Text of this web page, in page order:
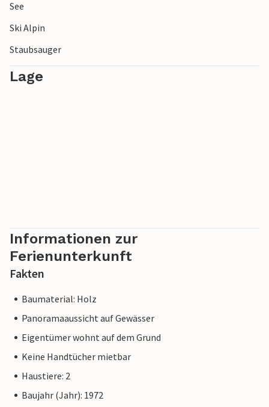
See
Ski Alpin
Staubsauger
Lage
Informationen zur
Ferienunterkunft
Fakten
Baumaterial: Holz
Panoramaaussicht auf Gewässer
Eigentümer wohnt auf dem Grund
Keine Handtücher mietbar
Haustiere: 2
Baujahr (Jahr): 1972